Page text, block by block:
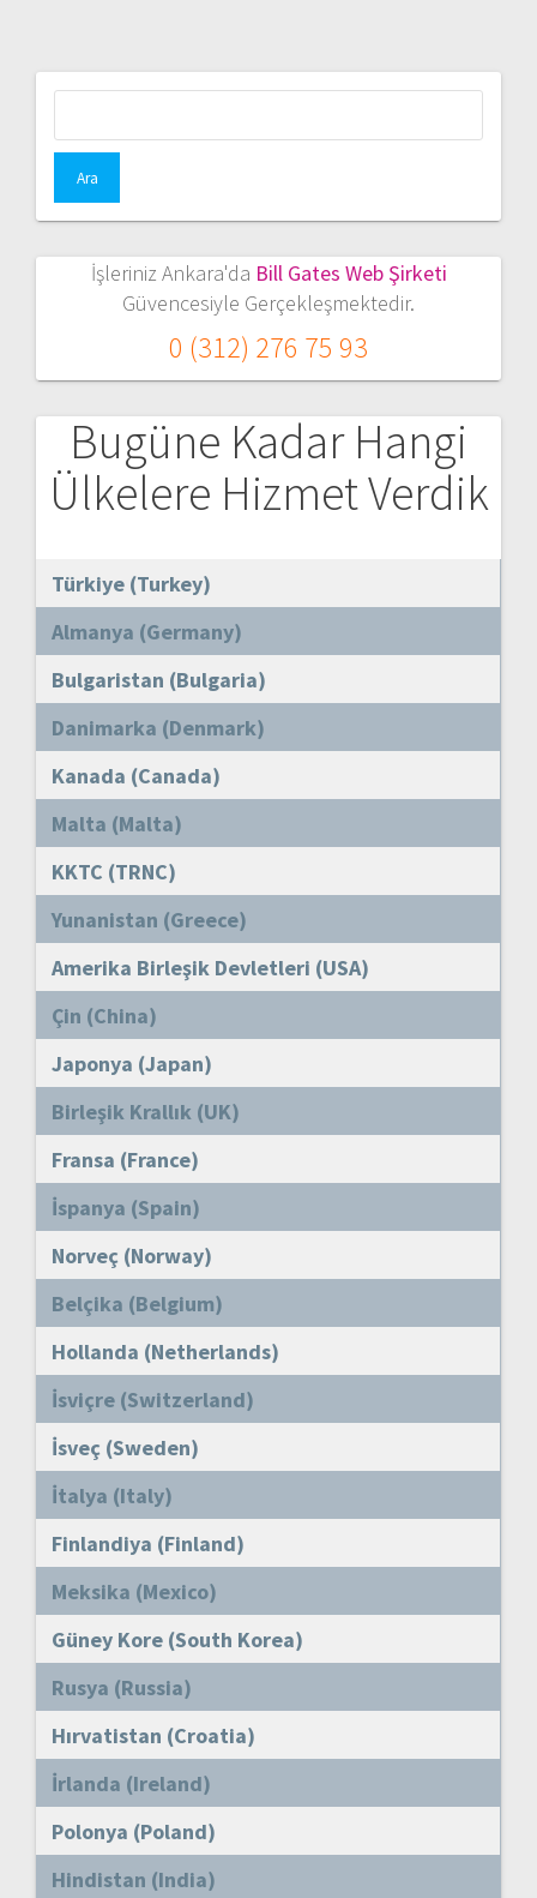
İşleriniz Ankara'da Bill Gates Web Şirketi
Güvencesiyle Gerçekleşmektedir.
0 (312) 276 75 93
Bugüne Kadar Hangi
Ülkelere Hizmet Verdik
Türkiye (Turkey)
Almanya (Germany)
Bulgaristan (Bulgaria)
Danimarka (Denmark)
Kanada (Canada)
Malta (Malta)
KKTC (TRNC)
Yunanistan (Greece)
Amerika Birleşik Devletleri (USA)
Çin (China)
Japonya (Japan)
Birleşik Krallık (UK)
Fransa (France)
İspanya (Spain)
Norveç (Norway)
Belçika (Belgium)
Hollanda (Netherlands)
İsviçre (Switzerland)
İsveç (Sweden)
İtalya (Italy)
Finlandiya (Finland)
Meksika (Mexico)
Güney Kore (South Korea)
Rusya (Russia)
Hırvatistan (Croatia)
İrlanda (Ireland)
Polonya (Poland)
Hindistan (India)